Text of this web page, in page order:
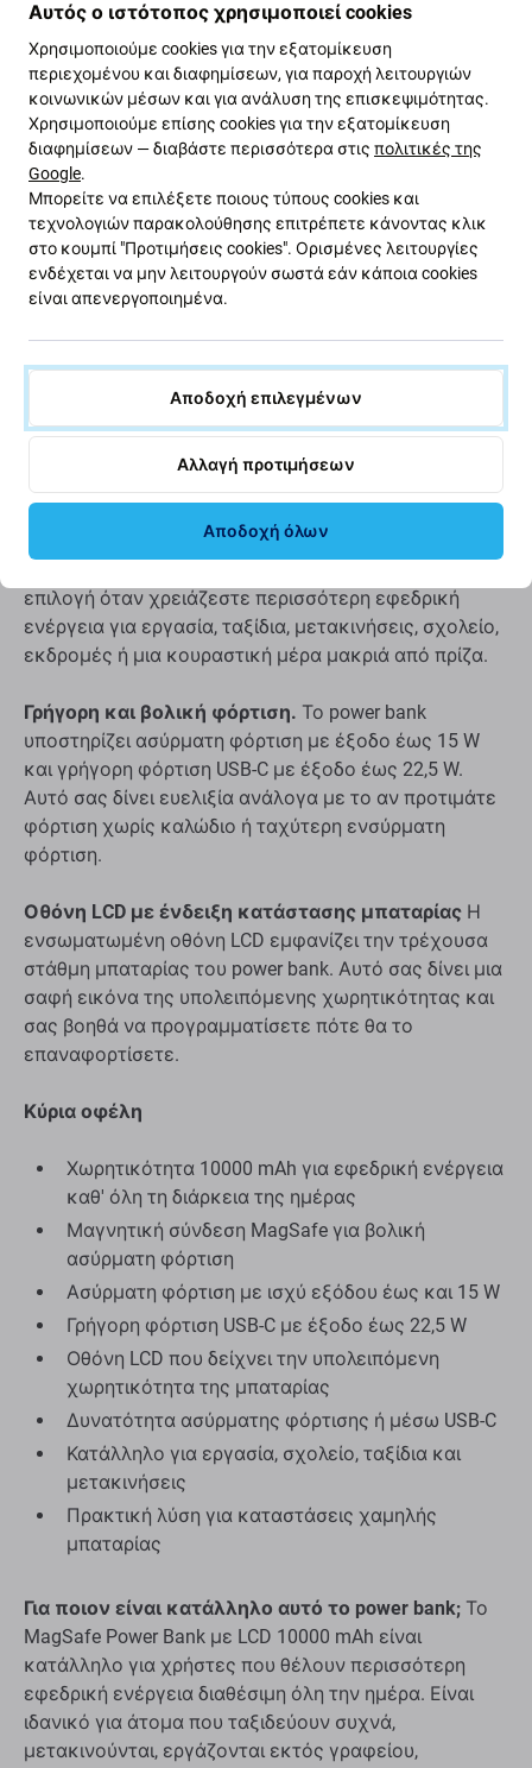
Περιγραφή και προδιαγραφές Αποστολές και επιστροφές
Power Bank MagSafe με LCD 10000
mAh, Μαύρο, FixPremium
Μαγνητική σύνδεση για εύκολη ασύρματη
Το power bank υποστηρίζει μαγνητική
σύνδεση MagSafe, επιτρέποντάς του να συνδέεται με
ασφάλεια σε συμβατές συσκευές ή μαγνητικές
θήκες. Αυτό καθιστά την ασύρματη φόρτιση απλή,
βολική και εύχρηστη καθ' όλη τη διάρκεια της ημέρας.
Χωρητικότητα 10000 mAh για καθημερινή φόρτιση
Με χωρητικότητα μπαταρίας 10000 mAh, αυτό το
power bank είναι κατάλληλο για μεγαλύτερη χρήση
επιλογή όταν χρειάζεστε περισσότερη εφεδρική
ενέργεια για εργασία, ταξίδια, μετακινήσεις, σχολείο,
εκδρομές ή μια κουραστική μέρα μακριά από πρίζα.
Γρήγορη και βολική φόρτιση. Το power bank
υποστηρίζει ασύρματη φόρτιση με έξοδο έως 15 W
και γρήγορη φόρτιση USB-C με έξοδο έως 22,5 W.
Αυτό σας δίνει ευελιξία ανάλογα με το αν προτιμάτε
φόρτιση χωρίς καλώδιο ή ταχύτερη ενσύρματη
φόρτιση.
Οθόνη LCD με ένδειξη κατάστασης μπαταρίας Η
ενσωματωμένη οθόνη LCD εμφανίζει την τρέχουσα
στάθμη μπαταρίας του power bank. Αυτό σας δίνει μια
σαφή εικόνα της υπολειπόμενης χωρητικότητας και
σας βοηθά να προγραμματίσετε πότε θα το
επαναφορτίσετε.
Κύρια οφέλη
Χωρητικότητα 10000 mAh για εφεδρική ενέργεια
καθ' όλη τη διάρκεια της ημέρας
Μαγνητική σύνδεση MagSafe για βολική
ασύρματη φόρτιση
Ασύρματη φόρτιση με ισχύ εξόδου έως και 15 W
Γρήγορη φόρτιση USB-C με έξοδο έως 22,5 W
Οθόνη LCD που δείχνει την υπολειπόμενη
χωρητικότητα της μπαταρίας
Δυνατότητα ασύρματης φόρτισης ή μέσω USB-C
Κατάλληλο για εργασία, σχολείο, ταξίδια και
μετακινήσεις
Πρακτική λύση για καταστάσεις χαμηλής
μπαταρίας
Για ποιον είναι κατάλληλο αυτό το power bank; Το
MagSafe Power Bank με LCD 10000 mAh είναι
κατάλληλο για χρήστες που θέλουν περισσότερη
εφεδρική ενέργεια διαθέσιμη όλη την ημέρα. Είναι
ιδανικό για άτομα που ταξιδεύουν συχνά,
μετακινούνται, εργάζονται εκτός γραφείου,
Αυτός ο ιστότοπος χρησιμοποιεί cookies
Χρησιμοποιούμε cookies για την εξατομίκευση
περιεχομένου και διαφημίσεων, για παροχή λειτουργιών
κοινωνικών μέσων και για ανάλυση της επισκεψιμότητας.
Χρησιμοποιούμε επίσης cookies για την εξατομίκευση
διαφημίσεων — διαβάστε περισσότερα στις πολιτικές της
Google.
Μπορείτε να επιλέξετε ποιους τύπους cookies και
τεχνολογιών παρακολούθησης επιτρέπετε κάνοντας κλικ
στο κουμπί "Προτιμήσεις cookies". Ορισμένες λειτουργίες
ενδέχεται να μην λειτουργούν σωστά εάν κάποια cookies
είναι απενεργοποιημένα.
Αποδοχή επιλεγμένων
Αλλαγή προτιμήσεων
Αποδοχή όλων